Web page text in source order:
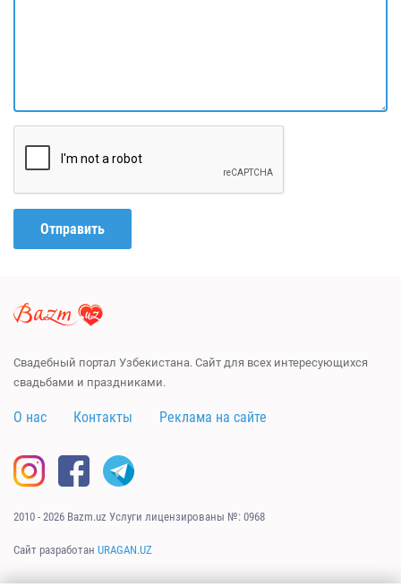
Отправить
Свадебный портал Узбекистана. Сайт для всех интересующихся
свадьбами и праздниками.
О нас Контакты Реклама на сайте
2010 - 2026 Bazm.uz Услуги лицензированы №: 0968
Сайт разработан URAGAN.UZ